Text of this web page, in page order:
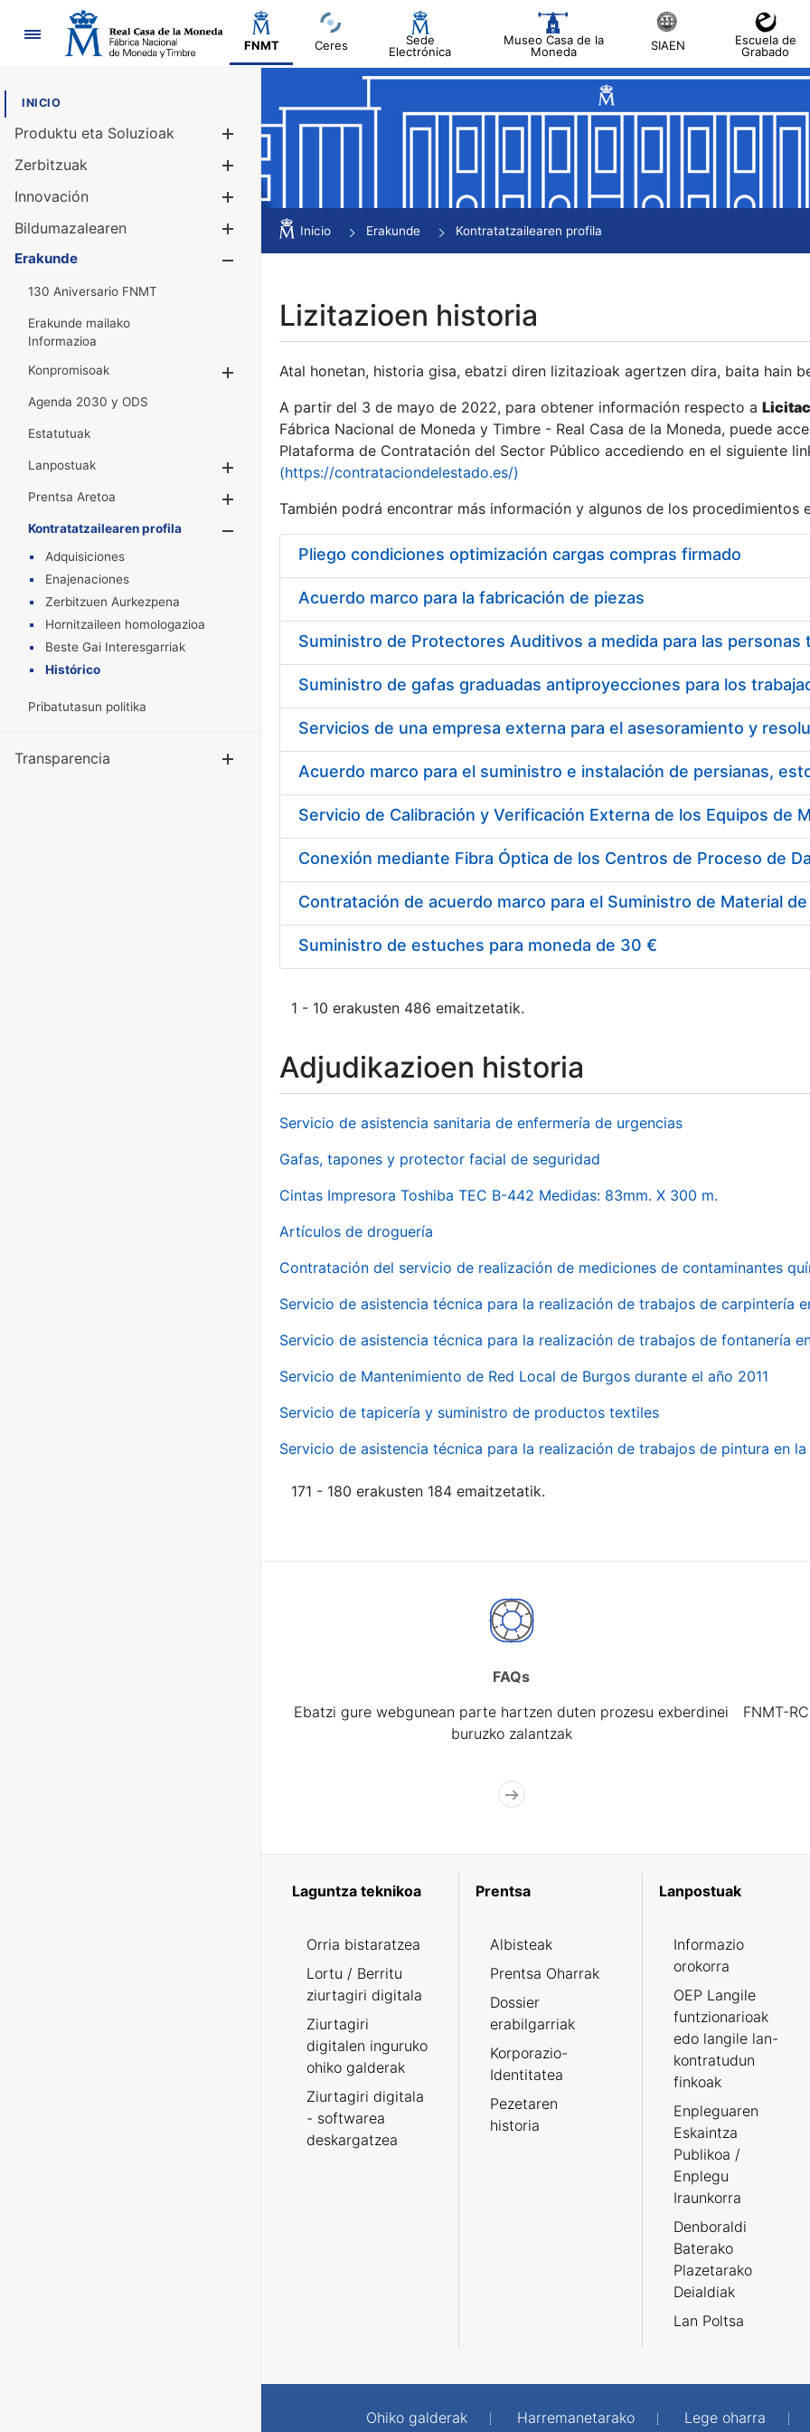
Nabigazioa
FNMT Ceres
Sede
Electrónica
Museo Casa de la
Moneda
SIAEN
Escuela de
Grabado
INICIO
Produktu eta Soluzioak
Erakutsi/Ezkutatu
Zerbitzuak
Innovación
Bildumazalearen
Erakutsi/Ezkutatu
Erakunde
130 Aniversario FNMT
Erakunde mailako
Informazioa
Konpromisoak
Erakutsi/Ezkutatu
Agenda 2030 y ODS
Estatutuak
Lanpostuak
Erakutsi/Ezkutatu
Prentsa Aretoa
Erakutsi/Ezkutatu
Kontratatzailearen profila
Erakutsi/Ezkutatu
Adquisiciones
Enajenaciones
Zerbitzuen Aurkezpena
Hornitzaileen homologazioa
Beste Gai Interesgarriak
Histórico
Pribatutasun politika
Transparencia Erakutsi/Ezkutatu
Inicio Erakunde Kontratatzailearen profila
Lizitazioen historia
Atal honetan, historia gisa, ebatzi diren lizitazioak agertzen dira, baita hain
A partir del 3 de mayo de 2022, para obtener información respecto a
Fábrica Nacional de Moneda y Timbre - Real Casa de la Moneda, puede
Plataforma de Contratación del Sector Público accediendo en el siguiente
(https://contrataciondelestado.es/)
También podrá encontrar más información y algunos de los procedimientos
Pliego condiciones optimización cargas compras firmado
Acuerdo marco para la fabricación de piezas
Acuerdo marco para el suministro e instalación de persianas,
Suministro de estuches para moneda de 30 €
1 - 10 erakusten 486 emaitzetatik.
Adjudikazioen historia
Servicio de asistencia sanitaria de enfermería de urgencias
Gafas, tapones y protector facial de seguridad
Cintas Impresora Toshiba TEC B-442 Medidas: 83mm. X 300 m.
Artículos de droguería
Contratación del servicio de realización de mediciones de contaminantes
Servicio de asistencia técnica para la realización de trabajos de carpintería
Servicio de asistencia técnica para la realización de trabajos de fontanería
Servicio de Mantenimiento de Red Local de Burgos durante el año 2011
Servicio de tapicería y suministro de productos textiles
Servicio de asistencia técnica para la realización de trabajos de pintura en
171 - 180 erakusten 184 emaitzetatik.
FAQs
Ebatzi gure webgunean parte hartzen duten prozesu exberdinei
buruzko zalantzak
FNMT-
Laguntza teknikoa
Orria bistaratzea
Lortu / Berritu
ziurtagiri digitala
Ziurtagiri
digitalen inguruko
ohiko galderak
Ziurtagiri digitala
- softwarea
deskargatzea
Prentsa
Albisteak
Prentsa Oharrak
Dossier
erabilgarriak
Korporazio-
Identitatea
Pezetaren
historia
Lanpostuak
Informazio
orokorra
OEP Langile
funtzionarioak
edo langile lan-
kontratudun
finkoak
Enpleguaren
Eskaintza
Publikoa /
Enplegu
Iraunkorra
Denboraldi
Baterako
Plazetarako
Deialdiak
Lan Poltsa
Ohiko galderak Harremanetarako Lege oharra